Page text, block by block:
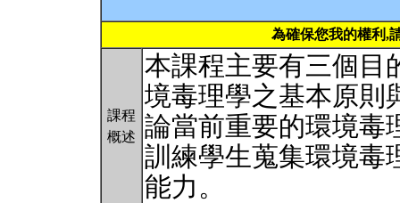
為確保您我的權利,
課程
概述
本課程主要有三個目
境毒理學之基本原則
論當前重要的環境毒
訓練學生蒐集環境毒
能力。